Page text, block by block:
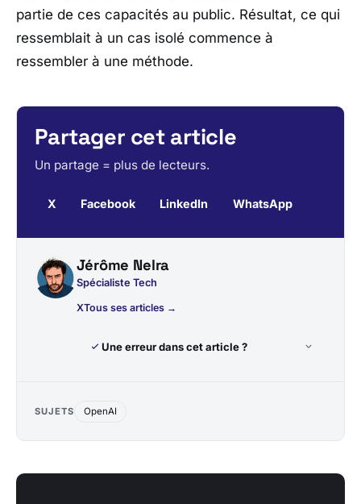
partie de ces capacités au public. Résultat, ce qui
ressemblait à un cas isolé commence à
ressembler à une méthode.
Partager cet article
Un partage = plus de lecteurs.
X Facebook LinkedIn WhatsApp
Jérôme Nelra
Spécialiste Tech
XTous ses articles →
Une erreur dans cet article ?
SUJETS OpenAI